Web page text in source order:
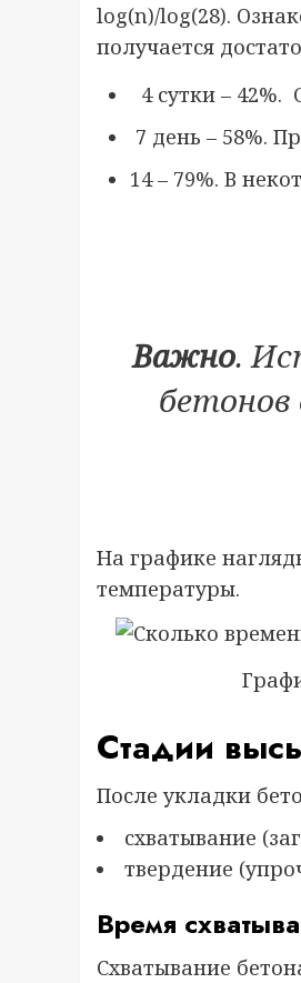
log⁡(n)/log⁡(28).
получается
4 сутки – 42%.
7 день – 58%.
14 – 79%. В
Важно.
бетонов
На графике
температуры.
Стадии
После укладки
схватывание
твердение
Время
Схватывание